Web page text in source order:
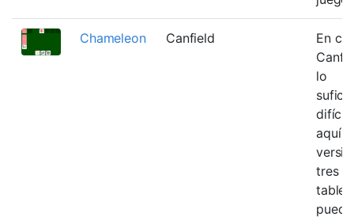
Chameleon Canfield
En
lo
difícil
aquí
tres